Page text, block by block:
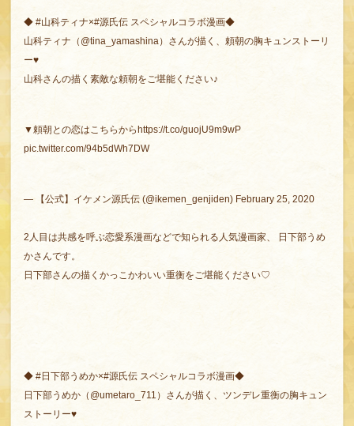
◆ #山科ティナ×#源氏伝 スペシャルコラボ漫画◆
山科ティナ（ @tina_yamashina ）さんが描く、頼朝の胸キュンストーリ
ー♥
山科さんの描く素敵な頼朝をご堪能ください♪
▼頼朝との恋はこちらからhttps://t.co/guojU9m9wP
pic.twitter.com/94b5dWh7DW
— 【公式】イケメン源氏伝 (@ikemen_genjiden) February 25, 2020
2人目は共感を呼ぶ恋愛系漫画などで知られる人気漫画家、 日下部うめ
かさんです。
日下部さんの描くかっこかわいい重衡をご堪能ください♡
◆ #日下部うめか×#源氏伝 スペシャルコラボ漫画◆
日下部うめか（ @umetaro_711 ）さんが描く、ツンデレ重衡の胸キュン
ストーリー♥